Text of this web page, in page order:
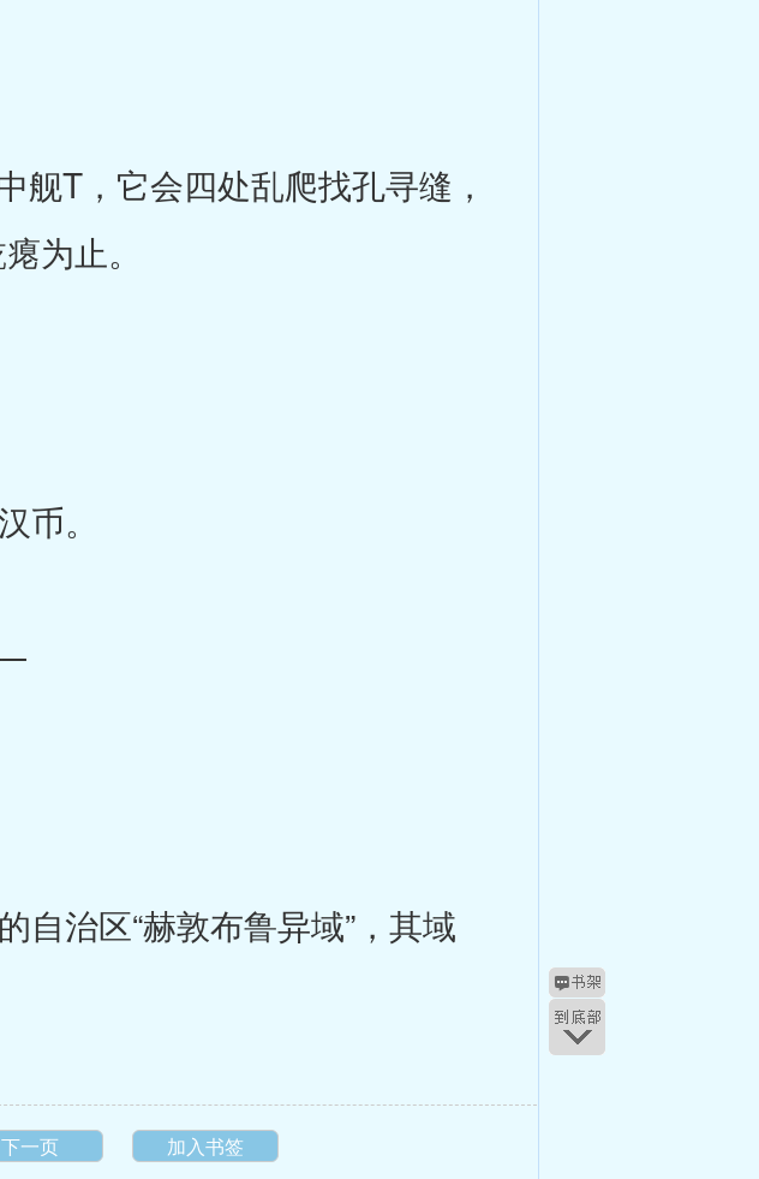
T，它会四处乱爬找孔寻缝，
为止。
。
治区“赫敦布鲁异域”，其域
下一页 加入书签